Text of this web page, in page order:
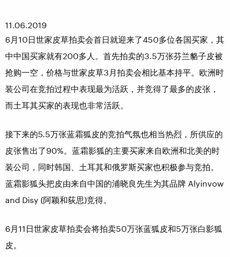
11.06.2019
6月10日世家皮草拍卖会首日就迎来了450多位各国买家，其
中中国买家就有200多人。首先拍卖的3.5万张芬兰貉子皮被
抢购一空，价格与世家皮草3月拍卖会相比基本持平。欧洲时
装公司在竞拍过程中表现最为活跃，并竞得了最多的皮张，
而土耳其买家的表现也非常活跃。
接下来的5.5万张蓝霜狐皮的竞拍气氛也相当热烈，所供应的
皮张售出了90%。蓝霜影狐的主要买家来自欧洲和北美的时
装公司，同时韩国、土耳其和俄罗斯买家也积极参与竞拍。
蓝霜影狐头把皮由来自中国的浦晓良先生为其品牌 Alyinvow
and Disy (阿颖和荻思)竞得。
6月11日世家皮草拍卖会将拍卖50万张蓝狐皮和5万张白影狐
皮。